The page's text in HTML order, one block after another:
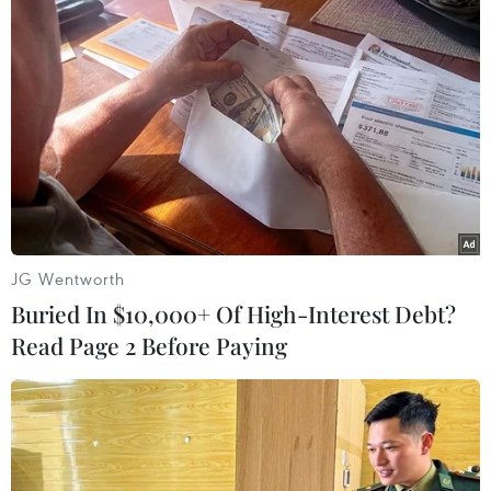
các đoàn, làm việc với các đơn vị phát điện,
truyền tải, phân phối qua đó rà soát phương án
chuẩn bị cung ứng điện mùa khô năm nay.
“Ngày 28/3, Bộ trưởng Công Thương đã ban
hành Chỉ thị 05 về đảm bảo cung cấp điện các
tháng cao điểm mùa khô năm 2024 để chỉ đạo
các đơn vị điện lực trong lĩnh vực này,” ông
Hữu nói.
Theo Thứ trưởng Nguyễn Sinh Nhật Tân, việc
xảy ra sự cố như năm ngoái là đáng tiếc, do vậy
Thủ tướng và Chính phủ đã có nhiều chỉ đạo để
khắc phục tình trạng này.
Ông Tân cho hay Thủ tướng đã giao Bộ Công
Thương phải trực tiếp giám sát, tham gia vào
JG Wentworth
Buried In $10,000+ Of High-Interest Debt?
Read Page 2 Before Paying